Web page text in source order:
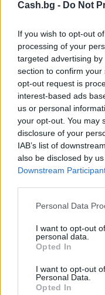
Cash.bg - Do Not
If you wish to opt-out
processing of your
targeted advertising
section to confirm
opt-out request is
interest-based ads
us or personal
your opt-out. You may
disclosure of your
IAB’s list of
also be disclosed by
Downstream
Personal Data
I want to opt-out
personal data.
Opted In
I want to opt-out
Personal Data.
Opted In
Древен храм
откриха под
Полша
07.08.2026 / 16:00